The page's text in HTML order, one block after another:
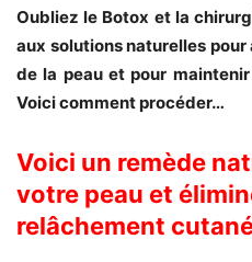
Oubliez le Botox et la
aux solutions naturelles
de la peau et pour
Voici comment procéder…
Voici un remède
votre peau et
relâchement